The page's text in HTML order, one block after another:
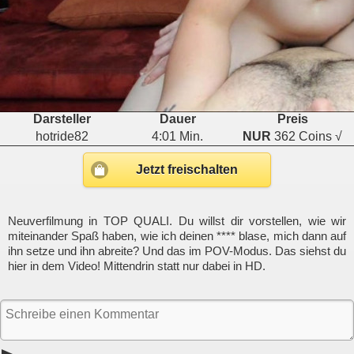
Darsteller Dauer
Preis
hotride82
4:01 Min. NUR 362 Coins √
Jetzt freischalten
Neuverfilmung in TOP QUALI. Du willst dir vorstellen, wie wir
miteinander Spaß haben, wie ich deinen **** blase, mich dann auf
ihn setze und ihn abreite? Und das im POV-Modus. Das siehst du
hier in dem Video! Mittendrin statt nur dabei in HD.